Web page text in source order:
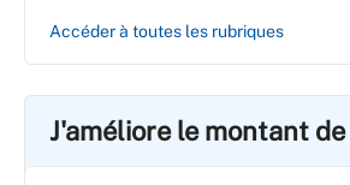
Accéder à toutes les rubriques
J'améliore le montant